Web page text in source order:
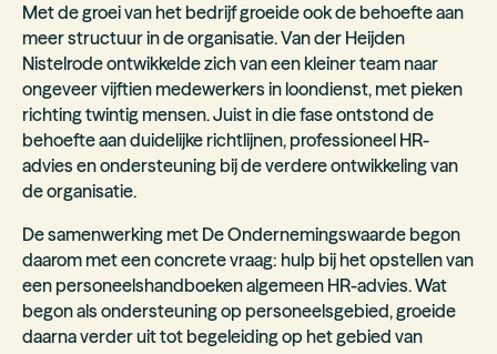
Met de groei van het bedrijf groeide ook de behoefte aan
meer structuur in de organisatie. Van der Heijden
Nistelrode ontwikkelde zich van een kleiner team naar
ongeveer vijftien medewerkers in loondienst, met pieken
richting twintig mensen. Juist in die fase ontstond de
behoefte aan duidelijke richtlijnen, professioneel HR-
advies en ondersteuning bij de verdere ontwikkeling van
de organisatie.
De samenwerking met De Ondernemingswaarde begon
daarom met een concrete vraag: hulp bij het opstellen van
een personeelshandboeken algemeen HR-advies. Wat
begon als ondersteuning op personeelsgebied, groeide
daarna verder uit tot begeleiding op het gebied van